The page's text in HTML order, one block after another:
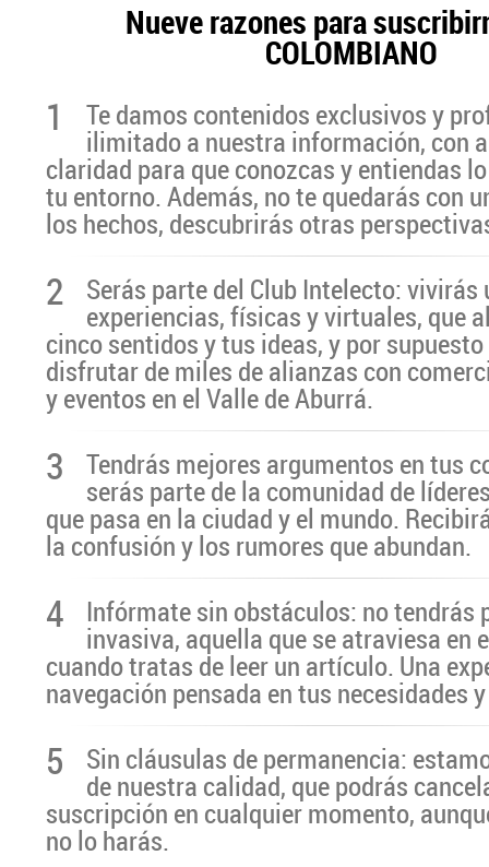
Nueve razones para
COLOMBIANO
1 Te damos contenidos exclusivos y
ilimitado a nuestra información, con
claridad para que conozcas y entiendas
tu entorno. Además, no te quedarás con
los hechos, descubrirás otras
2 Serás parte del Club Intelecto: vivirás
experiencias, físicas y virtuales, que
cinco sentidos y tus ideas, y por
disfrutar de miles de alianzas con
y eventos en el Valle de Aburrá.
3 Tendrás mejores argumentos en tus
serás parte de la comunidad de
que pasa en la ciudad y el mundo.
la confusión y los rumores que abundan.
4 Infórmate sin obstáculos: no tendrás
invasiva, aquella que se atraviesa en
cuando tratas de leer un artículo. Una
navegación pensada en tus necesidades
5 Sin cláusulas de permanencia:
de nuestra calidad, que podrás
suscripción en cualquier momento,
no lo harás.